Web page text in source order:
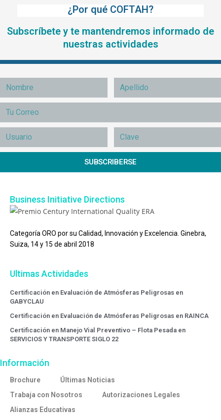
¿Por qué COFTAH?
Subscríbete y te mantendremos informado de
nuestras actividades
SUBSCRIBERSE
Business Initiative Directions
Categoría ORO por su Calidad, Innovación y Excelencia. Ginebra,
Suiza, 14 y 15 de abril 2018
Ultimas Actividades
Certificación en Evaluación de Atmósferas Peligrosas en
GABYCLAU
Certificación en Evaluación de Atmósferas Peligrosas en RAINCA
Certificación en Manejo Vial Preventivo – Flota Pesada en
SERVICIOS Y TRANSPORTE SIGLO 22
Información
Brochure
Últimas Noticias
Trabaja con Nosotros
Autorizaciones Legales
Alianzas Educativas